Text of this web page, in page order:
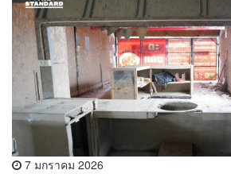
7 มกราคม 2026